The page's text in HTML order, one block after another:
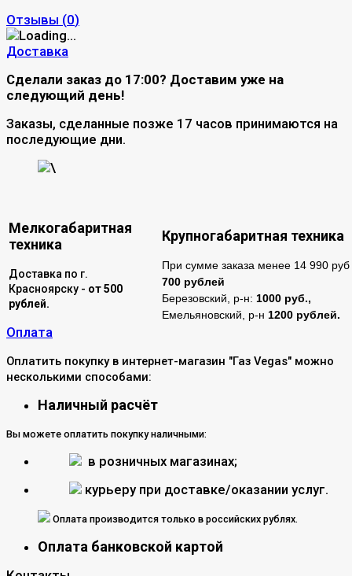
Отзывы (0)
Доставка
Сделали заказ до 17:00? Доставим уже на
следующий день!
Заказы, сделанные позже 17 часов принимаются на
последующие дни.
\
Мелкогабаритная
техника
Крупногабаритная техника
Доставка по г.
Красноярску - от 500
рублей.
При сумме заказа менее 14 990 руб
700 рублей
Березовский, р-н: 1000 руб.,
Емельяновский, р-н 1200 рублей.
Оплата
Оплатить покупку в интернет-магазин "Газ Vegas" можно
несколькими способами:
Наличный расчёт
Вы можете оплатить покупку наличными:
в розничных магазинах;
курьеру при доставке/оказании услуг.
Оплата производится только в российских рублях.
Оплата банковской картой